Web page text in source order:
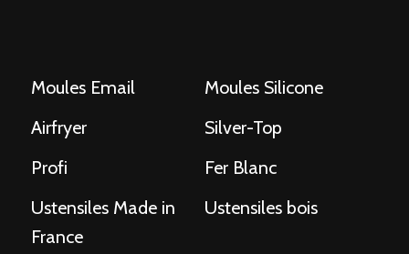
Moules Email
Moules Silicone
Airfryer
Silver-Top
Profi
Fer Blanc
Ustensiles Made in
France
Ustensiles bois